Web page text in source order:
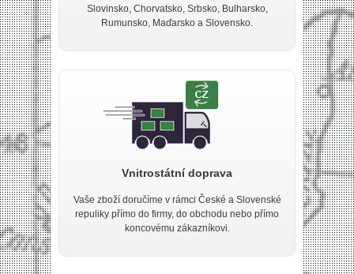
Slovinsko, Chorvatsko, Srbsko, Bulharsko,
Rumunsko, Maďarsko a Slovensko.
Vnitrostátní doprava
Vaše zboží doručíme v rámci České a Slovenské
repuliky přímo do firmy, do obchodu nebo přímo
koncovému zákazníkovi.